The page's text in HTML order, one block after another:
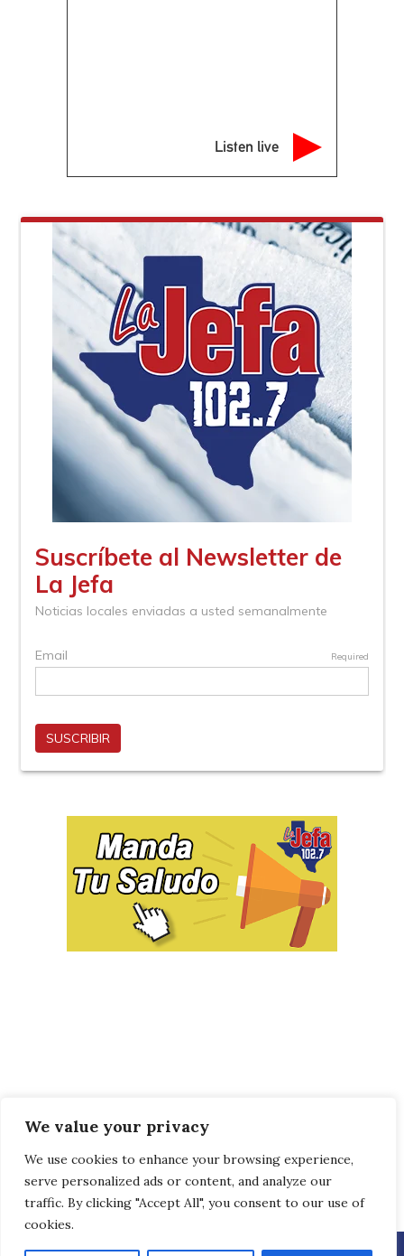
We value your privacy
We use cookies to enhance your browsing experience,
serve personalized ads or content, and analyze our
traffic. By clicking "Accept All", you consent to our use of
cookies.
Listen live